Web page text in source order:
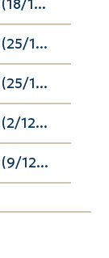
1...
1...
1...
12...
12...